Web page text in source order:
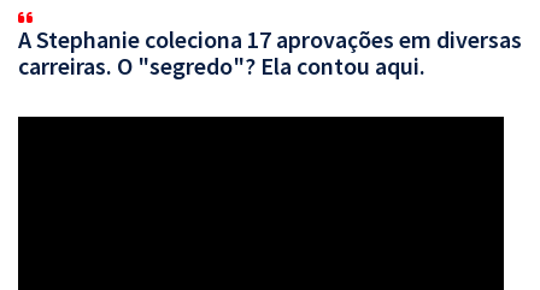
A Stephanie coleciona 17 aprovações em diversas
carreiras. O "segredo"? Ela contou aqui.